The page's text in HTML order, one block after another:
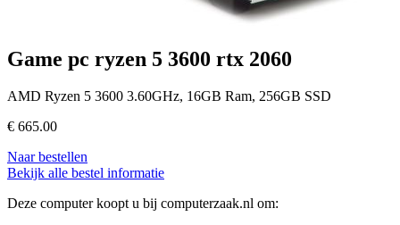
Game pc ryzen 5 3600 rtx 2060
AMD Ryzen 5 3600 3.60GHz, 16GB Ram, 256GB SSD
€ 665.00
Naar bestellen
Bekijk alle bestel informatie
Deze computer koopt u bij computerzaak.nl om: